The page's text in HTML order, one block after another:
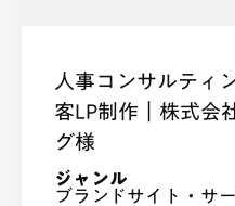
人事コンサルティ
客LP制作｜株式会
グ様
ジャンル
ブランドサイト・サ